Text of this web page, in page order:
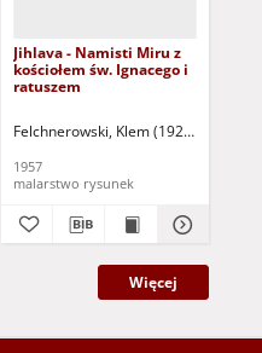
Jihlava - Namisti Miru z
kościołem św. Ignacego i
ratuszem
Felchnerowski, Klem (1928-1980)
1957
malarstwo rysunek
Więcej